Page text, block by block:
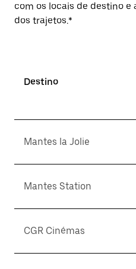
com os locais de destino e
dos trajetos.*
Destino
Mantes la Jolie
Mantes Station
CGR Cinémas